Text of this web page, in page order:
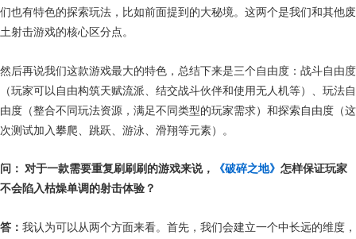
们也有特色的探索玩法，比如前面提到的大秘境。这两个是我们和其他废
土射击游戏的核心区分点。
然后再说我们这款游戏最大的特色，总结下来是三个自由度：战斗自由度
（玩家可以自由构筑天赋流派、结交战斗伙伴和使用无人机等）、玩法自
由度（整合不同玩法资源，满足不同类型的玩家需求）和探索自由度（这
次测试加入攀爬、跳跃、游泳、滑翔等元素）。
问： 对于一款需要重复刷刷刷的游戏来说， 《破碎之地》 怎样保证玩家
不会陷入枯燥单调的射击体验？
答： 我认为可以从两个方面来看。首先，我们会建立一个中长远的维度，